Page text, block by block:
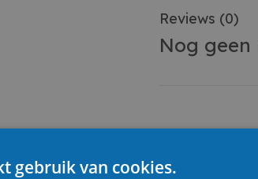
Reviews (0)
Nog geen
gebruik van cookies.